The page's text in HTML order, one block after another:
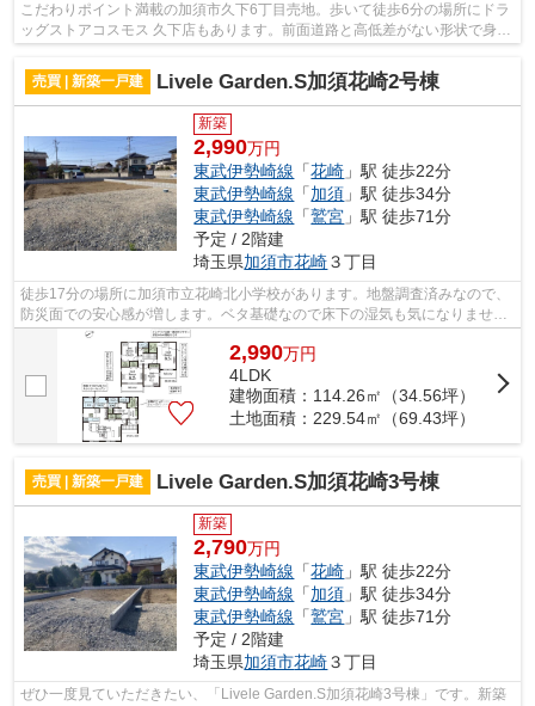
こだわりポイント満載の加須市久下6丁目売地。歩いて徒歩6分の場所にドラ
ッグストアコスモス 久下店もあります。前面道路と高低差がない形状で身体
売買 | 新築一戸建
Livele Garden.S加須花崎2号棟
新築
2,990万円
東武伊勢崎線 「花崎 」駅 徒歩22分
東武伊勢崎線 「加須 」駅 徒歩34分
東武伊勢崎線 「鷲宮 」駅 徒歩71分
予定 / 2階建
埼玉県加須市花崎３丁目
徒歩17分の場所に加須市立花崎北小学校があります。地盤調査済みなので、
防災面での安心感が増します。ベタ基礎なので床下の湿気も気になりませ
ん。こだわりを持つ方も多い、オープン...
2,990万円
4LDK
建物面積：114.26㎡（34.56坪）
土地面積：229.54㎡（69.43坪）
売買 | 新築一戸建 Livele Garden.S加須花崎3号棟
新築
2,790万円
東武伊勢崎線 「花崎 」駅 徒歩22分
東武伊勢崎線 「加須 」駅 徒歩34分
東武伊勢崎線 「鷲宮 」駅 徒歩71分
予定 / 2階建
埼玉県加須市花崎３丁目
ぜひ一度見ていただきたい、「Livele Garden.S加須花崎3号棟」です。新築